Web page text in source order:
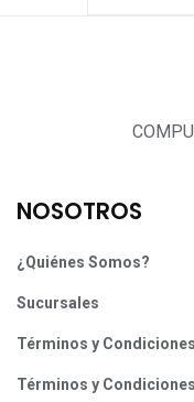
NOSOTROS
¿Quiénes Somos?
Sucursales
Términos y Condiciones
Términos y